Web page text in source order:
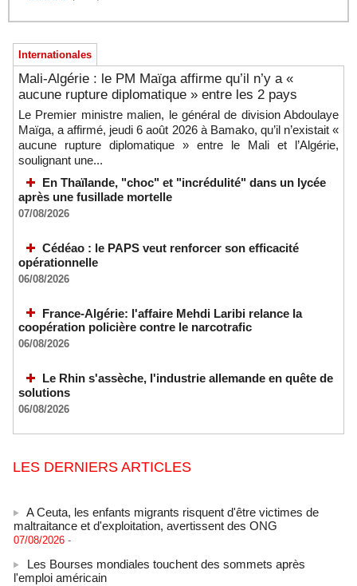
Internationales
Mali-Algérie : le PM Maïga affirme qu’il n’y a «
aucune rupture diplomatique » entre les 2 pays
Le Premier ministre malien, le général de division Abdoulaye
Maïga, a affirmé, jeudi 6 août 2026 à Bamako, qu’il n’existait «
aucune rupture diplomatique » entre le Mali et l’Algérie,
soulignant une...
En Thaïlande, "choc" et "incrédulité" dans un lycée
après une fusillade mortelle
07/08/2026
Cédéao : le PAPS veut renforcer son efficacité
opérationnelle
06/08/2026
France-Algérie: l'affaire Mehdi Laribi relance la
coopération policière contre le narcotrafic
06/08/2026
Le Rhin s'assèche, l'industrie allemande en quête de
solutions
06/08/2026
LES DERNIERS ARTICLES
maltraitance et d'exploitation, avertissent des ONG
07/08/2026 -
l'emploi américain
07/08/2026 -